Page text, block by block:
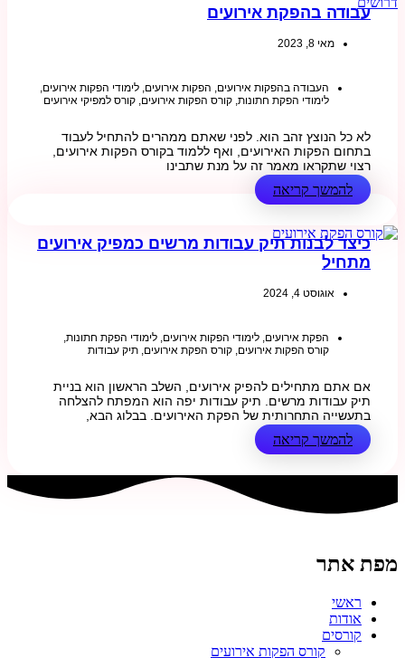
עבודה בהפקת אירועים
מאי 8, 2023
העבודה בהפקות אירועים, הפקות אירועים, לימודי הפקות אירועים,
לימודי הפקת חתונות, קורס הפקות אירועים, קורס למפיקי אירועים
לא כל הנוצץ זהב הוא. לפני שאתם ממהרים להתחיל לעבוד
בתחום הפקות האירועים, ואף ללמוד בקורס הפקות אירועים,
רצוי שתקראו מאמר זה על מנת שתבינו
להמשך קריאה
כיצד לבנות תיק עבודות מרשים כמפיק אירועים
מתחיל
אוגוסט 4, 2024
הפקת אירועים, לימודי הפקות אירועים, לימודי הפקת חתונות,
קורס הפקות אירועים, קורס הפקת אירועים, תיק עבודות
אם אתם מתחילים להפיק אירועים, השלב הראשון הוא בניית
תיק עבודות מרשים. תיק עבודות יפה הוא המפתח להצלחה
בתעשייה התחרותית של הפקת האירועים. בבלוג הבא,
להמשך קריאה
מפת אתר
ראשי
אודות
קורסים
קורס הפקות אירועים